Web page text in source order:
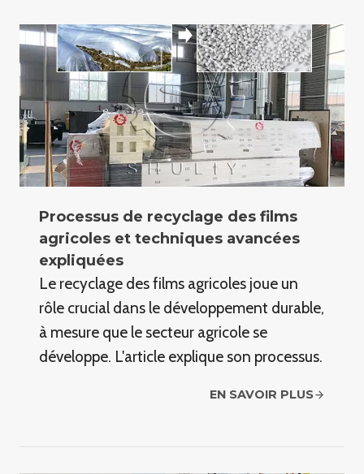
Processus de recyclage des films
agricoles et techniques avancées
expliquées
Le recyclage des films agricoles joue un
rôle crucial dans le développement durable,
à mesure que le secteur agricole se
développe. L'article explique son processus.
EN SAVOIR PLUS